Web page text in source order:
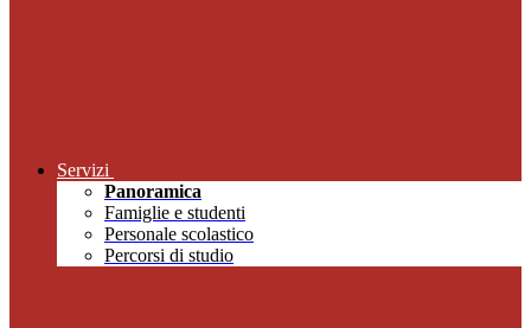
Servizi
Panoramica
Famiglie e studenti
Personale scolastico
Percorsi di studio